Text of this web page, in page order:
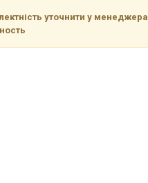
уточнити у менеджера